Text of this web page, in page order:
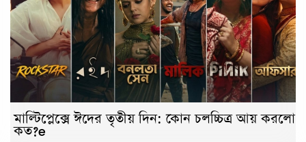
মাল্টিপ্লেক্সে ঈদের তৃতীয় দিন: কোন চলচ্চিত্র আয় করলো
কত?e